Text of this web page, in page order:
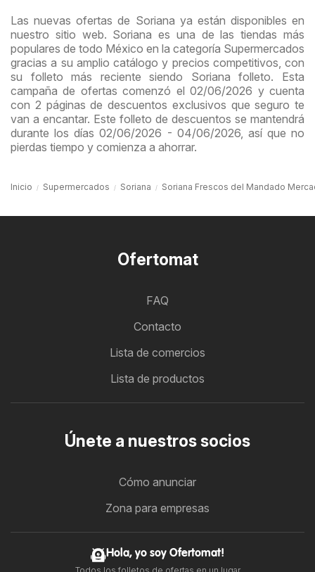
Las nuevas ofertas de Soriana ya están disponibles en
nuestro sitio web. Soriana es una de las tiendas más
populares de todo México en la categoría Supermercados
gracias a su amplio catálogo y precios competitivos, con
su folleto más reciente siendo Soriana folleto. Esta
campaña de ofertas comenzó el 02/06/2026 y cuenta
con 2 páginas de descuentos exclusivos que seguro te
van a encantar. Este folleto de descuentos se mantendrá
durante los días 02/06/2026 - 04/06/2026, así que no
pierdas tiempo y comienza a ahorrar.
Inicio Supermercados Soriana Soriana Frescos del Mandado
Ofertomat
FAQ
Contacto
Lista de comercios
Lista de productos
Únete a nuestros socios
Cómo anunciar
Zona para empresas
Hola, yo soy Ofertomat!